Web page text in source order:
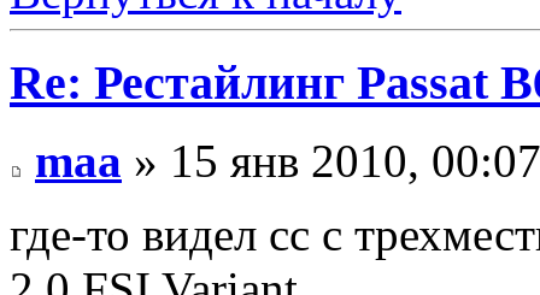
Re: Рестайлинг Passat
maa » 15 янв 2010, 00:07
где-то видел сс с